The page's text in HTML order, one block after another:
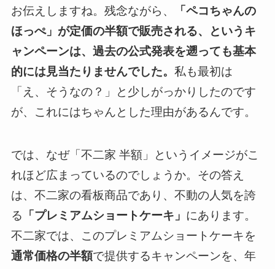
お伝えしますね。残念ながら、
「ペコちゃんの
ほっぺ」が定価の半額で販売される、というキ
ャンペーンは、過去の公式発表を遡っても基本
的には見当たりませんでした。 私も最初は
「え、そうなの？」と少しがっかりしたのです
が、これにはちゃんとした理由があるんです。
では、なぜ「不二家 半額」というイメージがこ
れほど広まっているのでしょうか。その答え
は、不二家の看板商品であり、不動の人気を誇
る 「プレミアムショートケーキ」 にあります。
不二家では、このプレミアムショートケーキを
通常価格の半額で提供するキャンペーンを、年